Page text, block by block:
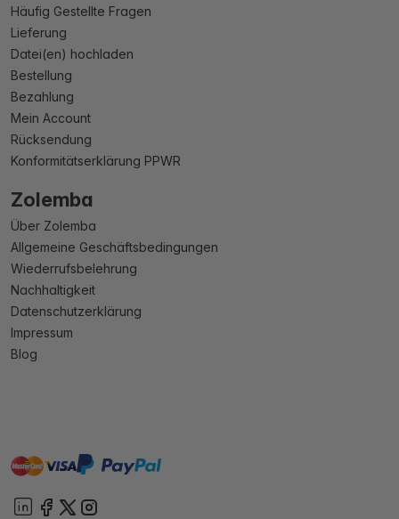
Häufig Gestellte Fragen
Lieferung
Datei(en) hochladen
Bestellung
Bezahlung
Mein Account
Rücksendung
Konformitätserklärung PPWR
Zolemba
Über Zolemba
Allgemeine Geschäftsbedingungen
Wiederrufsbelehrung
Nachhaltigkeit
Datenschutzerklärung
Impressum
Blog
mastervisa paypal